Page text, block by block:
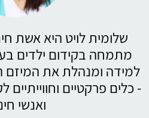
מתמחה בקידום ילדים
למידה ומנהלת את המיזם
- כלים פרקטיים
ואנשי